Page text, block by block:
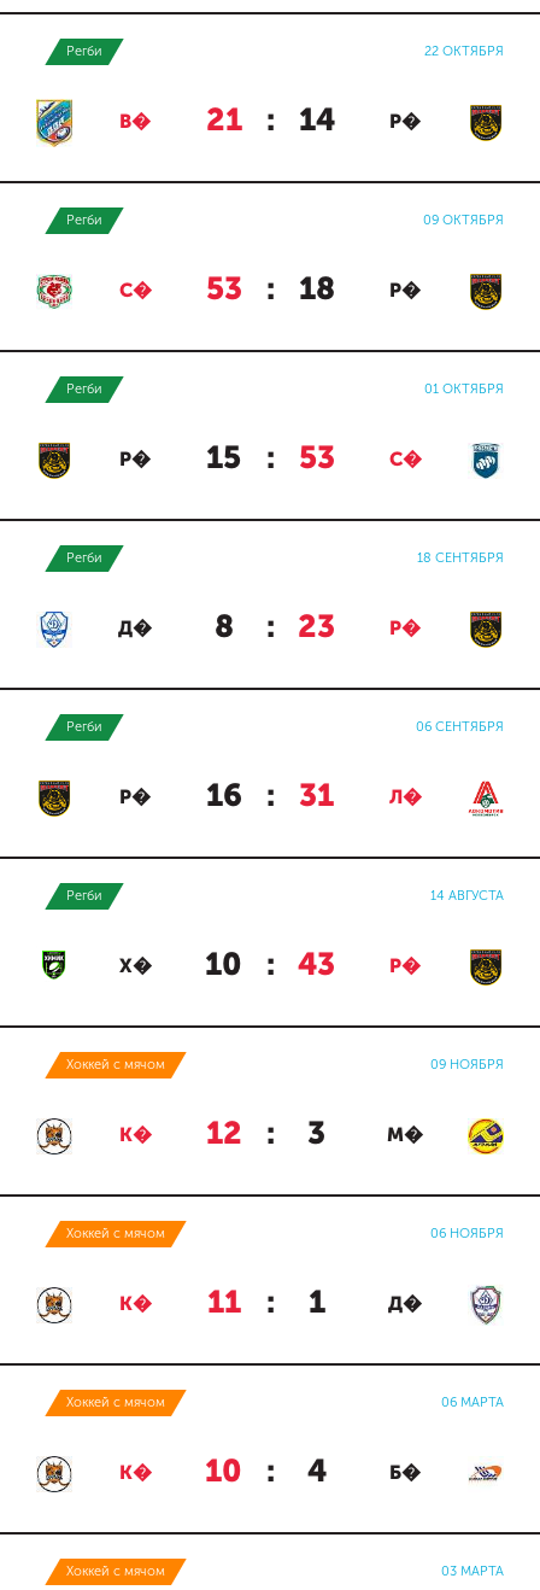
Регби 22 ОКТЯБРЯ
В� 21 : 14 Р�
Регби 09 ОКТЯБРЯ
С� 53 : 18 Р�
Регби 01 ОКТЯБРЯ
Р� 15 : 53 С�
Регби 18 СЕНТЯБРЯ
Д� 8 : 23 Р�
Регби 06 СЕНТЯБРЯ
Р� 16 : 31 Л�
Регби 14 АВГУСТА
Х� 10 : 43 Р�
Хоккей с мячом 09 НОЯБРЯ
К� 12 : 3 М�
Хоккей с мячом 06 НОЯБРЯ
К� 11 : 1 Д�
Хоккей с мячом 06 МАРТА
К� 10 : 4 Б�
Хоккей с мячом 03 МАРТА